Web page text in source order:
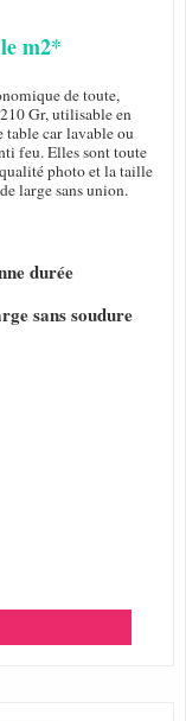
m2*
de toute,
Gr, utilisable en
table car lavable ou
feu. Elles sont toute
photo et la taille
large sans union.
durée
sans soudure